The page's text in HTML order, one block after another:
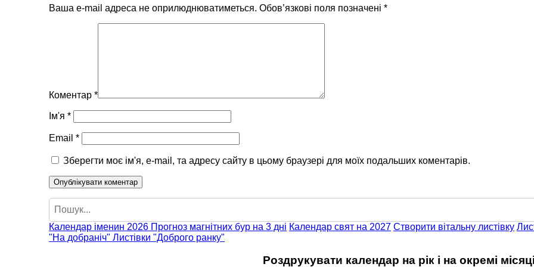
Ваша e-mail адреса не оприлюднюватиметься. Обов’язкові поля позначені *
Коментар *
Ім'я *
Email *
Зберегти моє ім'я, e-mail, та адресу сайту в цьому браузері для моїх подальших коментарів.
Пошук
Календар іменин 2026 Прогноз магнітних бур на 3 дні Календар свят на 2027 Створити вітальну листівку
"На добраніч" Листівки "Доброго ранку"
Роздрукувати календар на рік і на окремі